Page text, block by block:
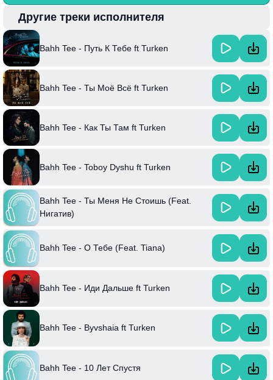
сложные моменты жизни.
Интересный факт: Bahh Tee, являясь популярным рэпером и
певцом, часто обращается в своих текстах к темам любви и
человеческих отношений, что позволяет ему находить отклик у
широкой аудитории.
Другие треки исполнителя
Bahh Tee - Путь К Тебе ft Turken
Bahh Tee - Ты Моё Всё ft Turken
Bahh Tee - Как Ты Там ft Turken
Bahh Tee - Toboy Dyshu ft Turken
Bahh Tee - Ты Меня Не Стоишь (Feat.
Нигатив)
Bahh Tee - О Тебе (Feat. Tiana)
Bahh Tee - Иди Дальше ft Turken
Bahh Tee - Byvshaia ft Turken
Bahh Tee - 10 Лет Спустя